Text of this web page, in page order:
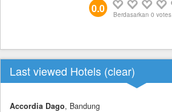
0.0 Berdasarkan 0 votes
Last viewed Hotels (clear)
Accordia Dago, Bandung